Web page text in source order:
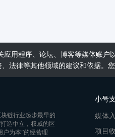
应用程序、论坛、博客等媒体账
法律等其他领域的建议和依据
链行业起步最早的
造中立，权威的区
户为本”的经营理
小号
媒体
项目